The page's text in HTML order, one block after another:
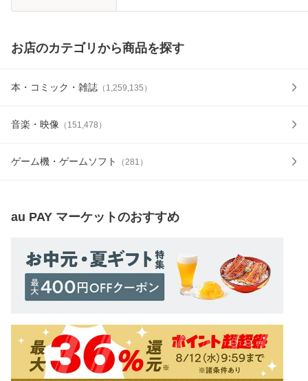
お店のカテゴリから商品を探す
本・コミック・雑誌 （ 1,259,135 ）
音楽・映像 （ 151,478 ）
ゲーム機・ゲームソフト （281 ）
au PAY マーケットのおすすめ